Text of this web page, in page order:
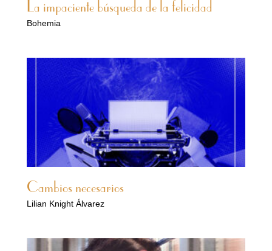
La impaciente búsqueda de la felicidad
Bohemia
Cambios necesarios
Lilian Knight Álvarez